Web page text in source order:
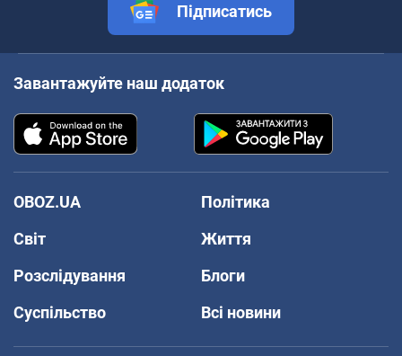
Підписатись
Завантажуйте наш додаток
OBOZ.UA
Політика
Світ
Життя
Розслідування
Блоги
Суспільство
Всі новини